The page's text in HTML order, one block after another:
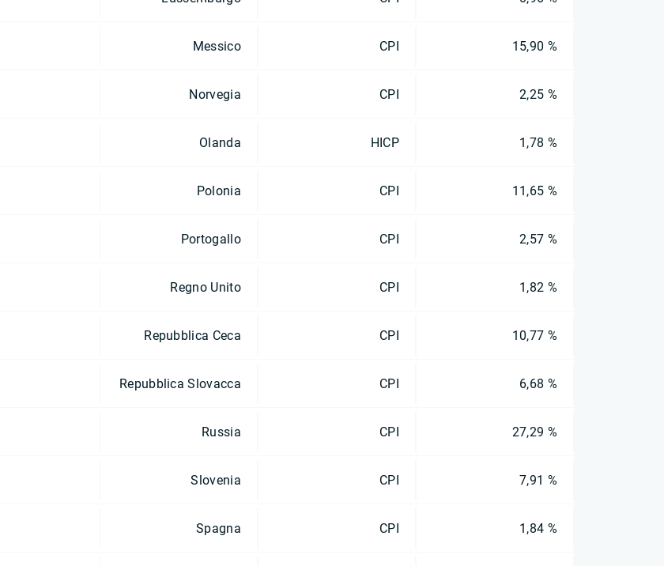
Messico CPI 15,90 %
Norvegia CPI 2,25 %
Olanda HICP 1,78 %
Polonia CPI 11,65 %
Portogallo CPI 2,57 %
Regno Unito CPI 1,82 %
Repubblica Ceca CPI 10,77 %
Repubblica Slovacca CPI 6,68 %
Russia CPI 27,29 %
Slovenia CPI 7,91 %
Spagna CPI 1,84 %